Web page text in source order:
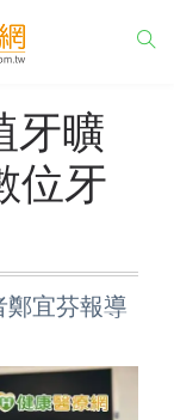
牙曠
位牙
宜芬報導